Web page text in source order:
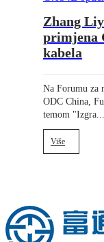
Zhang
primjena
kabela
Na Forumu za
ODC China,
temom "Izgra...
Više